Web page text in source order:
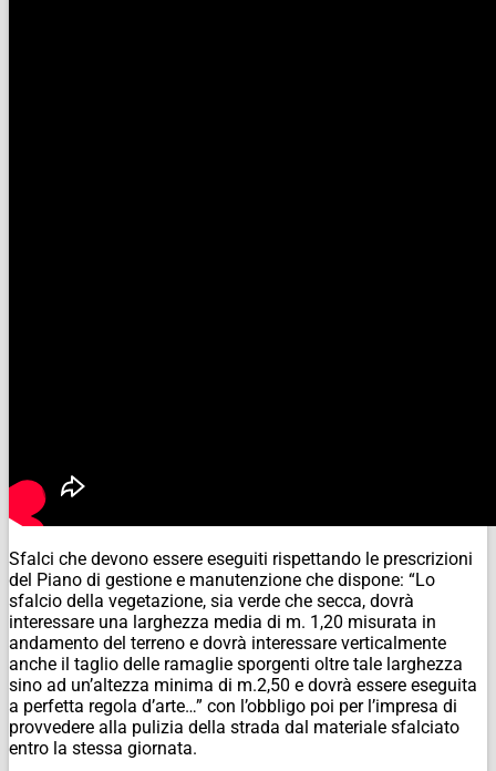
Sfalci che devono essere eseguiti rispettando le prescrizioni
del Piano di gestione e manutenzione che dispone: “Lo
sfalcio della vegetazione, sia verde che secca, dovrà
interessare una larghezza media di m. 1,20 misurata in
andamento del terreno e dovrà interessare verticalmente
anche il taglio delle ramaglie sporgenti oltre tale larghezza
sino ad un’altezza minima di m.2,50 e dovrà essere eseguita
a perfetta regola d’arte…” con l’obbligo poi per l’impresa di
provvedere alla pulizia della strada dal materiale sfalciato
entro la stessa giornata.